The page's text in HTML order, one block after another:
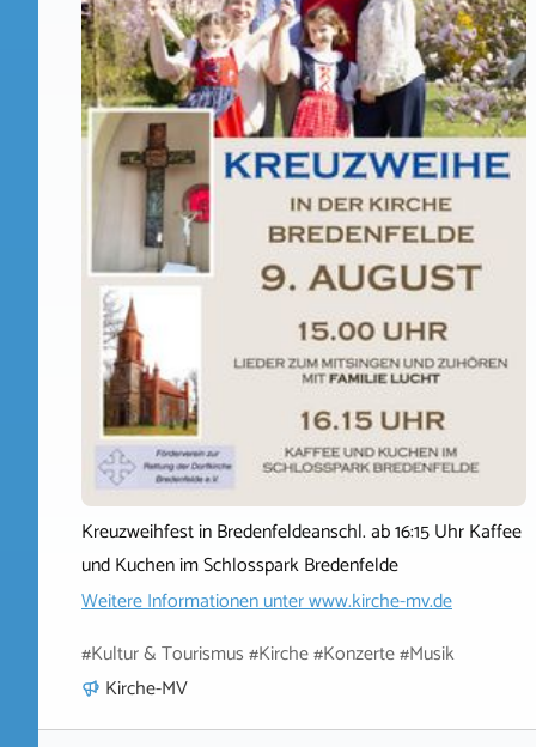
Kreuzweihfest in Bredenfeldeanschl. ab 16:15 Uhr Kaffee
und Kuchen im Schlosspark Bredenfelde
Weitere Informationen unterwww.kirche-mv.de
#Kultur & Tourismus #Kirche #Konzerte #Musik
Kirche-MV